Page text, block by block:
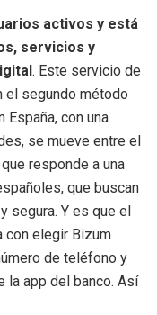
activos y está
servicios y
. Este servicio de
el segundo método
con una
se mueve entre el
responde a una
que buscan
segura. Y es que el
con elegir Bizum
de teléfono y
la app del banco. Así